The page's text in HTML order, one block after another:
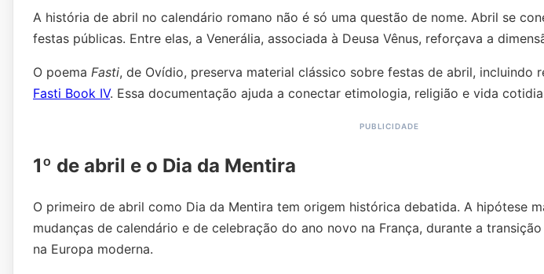
A história de abril no calendário romano não é só uma questão de nome. Abril se
festas públicas. Entre elas, a Venerália, associada à Deusa Vênus, reforçava a
O poema Fasti, de Ovídio, preserva material clássico sobre festas de abril, incluindo
Fasti Book IV. Essa documentação ajuda a conectar etimologia, religião e vida
1º de abril e o Dia da Mentira
O primeiro de abril como Dia da Mentira tem origem histórica debatida. A hipótese
mudanças de calendário e de celebração do ano novo na França, durante a
na Europa moderna.